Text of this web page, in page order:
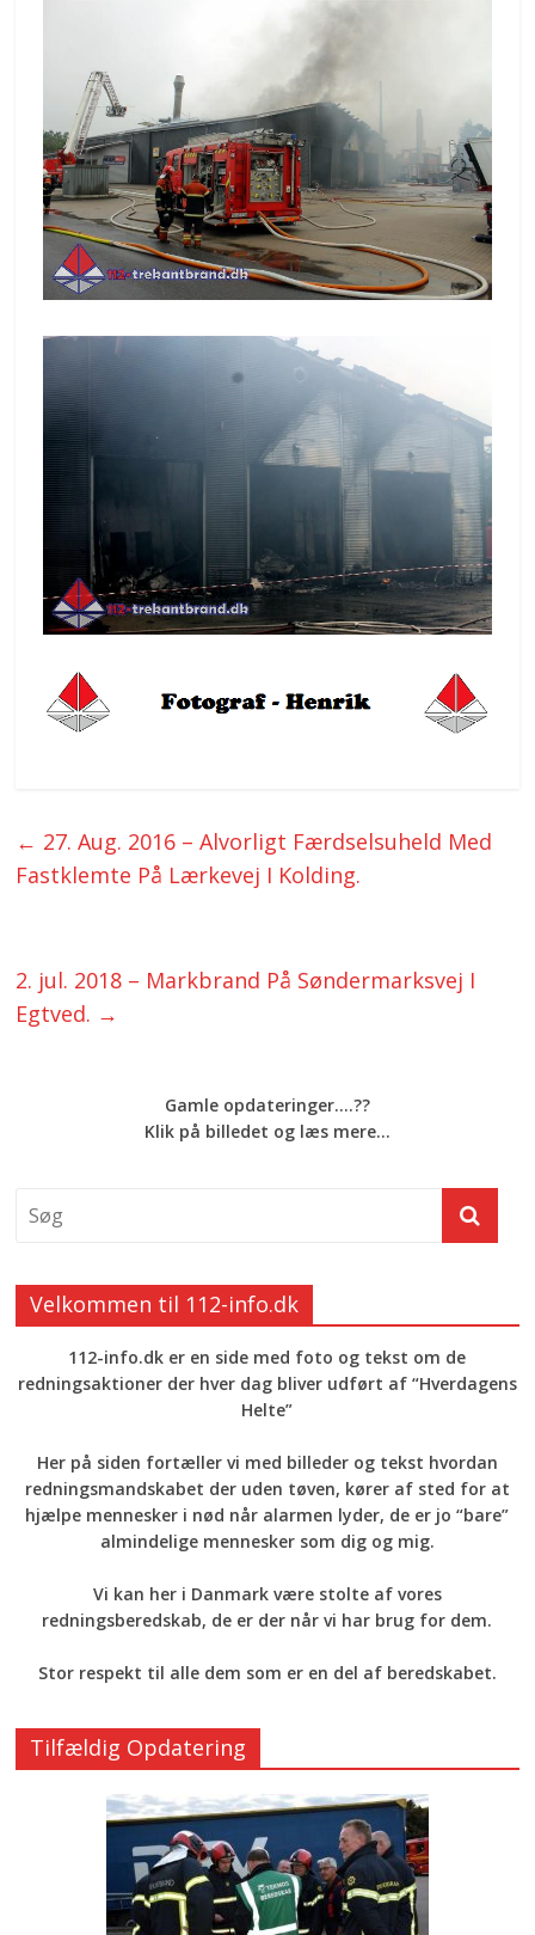
← 27. Aug. 2016 – Alvorligt Færdselsuheld Med
Fastklemte På Lærkevej I Kolding.
2. jul. 2018 – Markbrand På Søndermarksvej I
Egtved. →
Gamle opdateringer....??
Klik på billedet og læs mere...
Velkommen til 112-info.dk
112-info.dk er en side med foto og tekst om de
redningsaktioner der hver dag bliver udført af “Hverdagens
Helte”
Her på siden fortæller vi med billeder og tekst hvordan
redningsmandskabet der uden tøven, kører af sted for at
hjælpe mennesker i nød når alarmen lyder, de er jo “bare”
almindelige mennesker som dig og mig.
Vi kan her i Danmark være stolte af vores
redningsberedskab, de er der når vi har brug for dem.
Stor respekt til alle dem som er en del af beredskabet.
Tilfældig Opdatering